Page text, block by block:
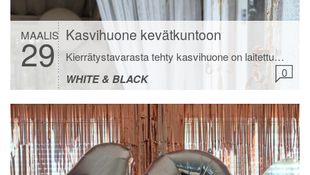
MAALIS
29 Kasvihuone kevätkuntoon
Kierrätystavarasta tehty kasvihuone on laitettu kevätkuntoon viikonloppuna. Ikkunoiden pesu ja lakaisu riitti sekä lyhtyjen ja muiden talvisten tavaroiden karsiminen varastoon. En ole tainnut koskaan maaliskuussa vielä istua kasvihuoneella. Musta jotenkin tuntuu, että tästä kesästä tulee ikimuistoinen ja lämmin. Kaikki lumet on sulanut ja pihaakin on päässyt jo siivoamaan. Toivon mukaan kesä alkaa aikaisin ja jatkuu […]
WHITE & BLACK 0